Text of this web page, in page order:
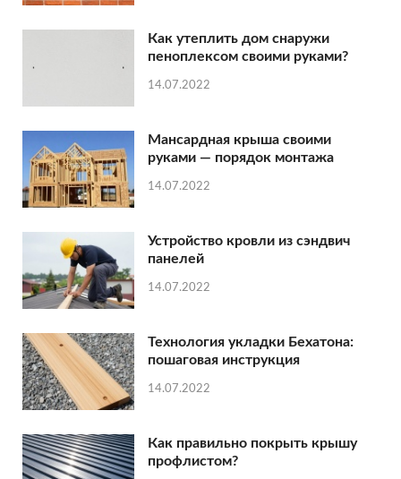
Как утеплить дом снаружи
пеноплексом своими руками?
14.07.2022
Мансардная крыша своими
руками — порядок монтажа
14.07.2022
Устройство кровли из сэндвич
панелей
14.07.2022
Технология укладки Бехатона:
пошаговая инструкция
14.07.2022
Как правильно покрыть крышу
профлистом?